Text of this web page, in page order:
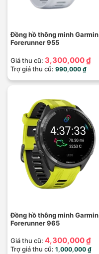
Đồng hồ thông minh Garmin
Forerunner 955
Giá thu cũ: 3,300,000 ₫
Trợ giá thu cũ: 990,000 ₫
Đồng hồ thông minh Garmin
Forerunner 965
Giá thu cũ: 4,300,000 ₫
Trợ giá thu cũ: 1,000,000 ₫